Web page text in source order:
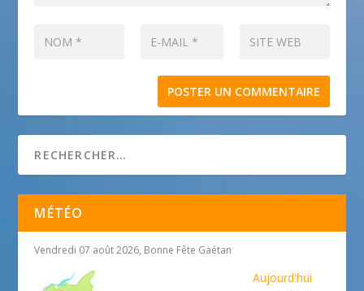
MÉTÉO
Vendredi 07 août 2026, Bonne Fête Gaétan
Aujourd'hui